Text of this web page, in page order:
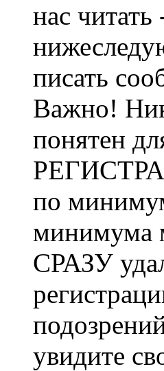
нас читать
писать
Важно!
понятен
по
минимума
СРАЗУ
увидите